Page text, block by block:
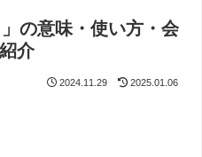
の意味・使い方・会
介
2024.11.29 2025.01.06